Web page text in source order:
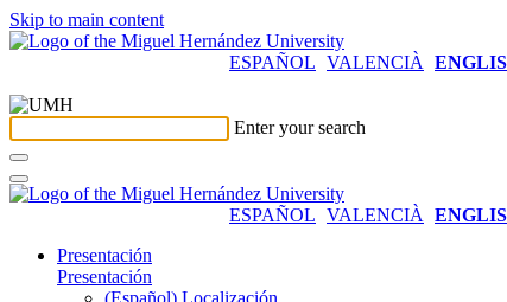
Skip to main content
ESPAÑOL VALENCIÀ
Enter your search
ESPAÑOL VALENCIÀ
Presentación
Presentación
(Español) Localización